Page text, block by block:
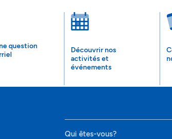
question
Découvrir nos
activités et
événements
Qui êtes-vous?